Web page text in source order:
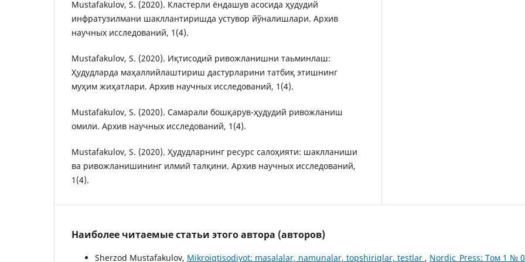
Mustafakulov, S. (2020). Кластерли ёндашув асосида ҳудудий
инфратузилмани шакллантиришда устувор йўналишлари. Архив
научных исследований, 1(4).
Mustafakulov, S. (2020). Иқтисодий ривожланишни таьминлаш:
Ҳудудларда маҳаллийлаштириш дастурларини татбиқ этишнинг
муҳим жиҳатлари. Архив научных исследований, 1(4).
Mustafakulov, S. (2020). Самарали бошқарув-ҳудудий ривожланиш
омили. Архив научных исследований, 1(4).
Mustafakulov, S. (2020). Ҳудудларнинг ресурс салоҳияти: шаклланиши
ва ривожланишининг илмий талқини. Архив научных исследований,
1(4).
Наиболее читаемые статьи этого автора (авторов)
Sherzod Mustafakulov, Mikroiqtisodiyot: masalalar, namunalar, topshiriqlar, testlar , Nordic_Press: Том 1 №